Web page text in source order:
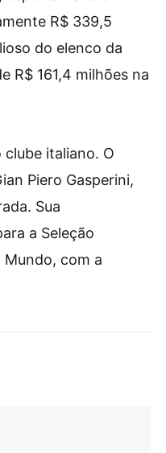
R$ 339,5
do elenco da
R$ 161,4 milhões na
italiano. O
Piero Gasperini,
Sua
a Seleção
com a